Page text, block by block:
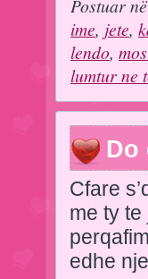
Postuar
ime, jete,
lendo,
lumtur ne
Do
Cfare
me ty te
edhe